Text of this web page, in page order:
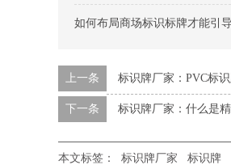
如何布局商场标识标牌才能引
上一条 标识牌厂家：PVC标
下一条 标识牌厂家：什么是
本文标签： 标识牌厂家 标识牌